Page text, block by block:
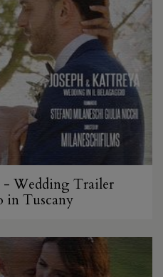
- Wedding Trailer
in Tuscany